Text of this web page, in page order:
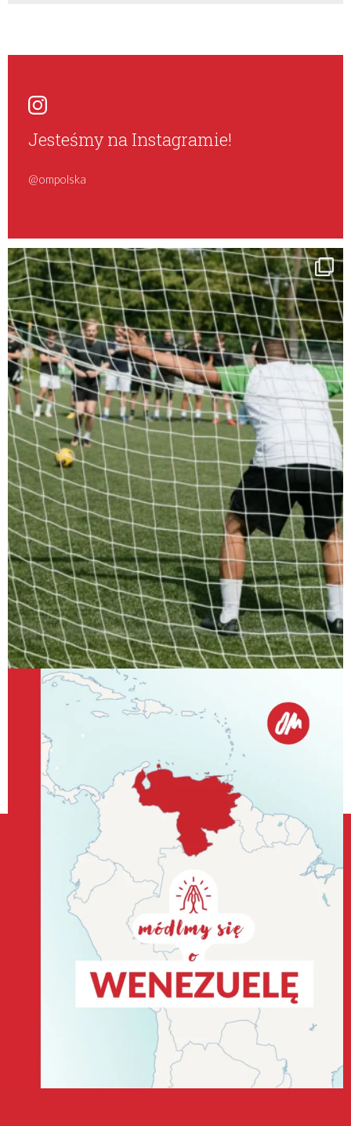
Jesteśmy na Instagramie!
@ompolska